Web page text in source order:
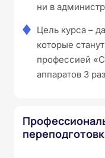
ни в
Цель курса –
которые
профессией
аппаратов 3